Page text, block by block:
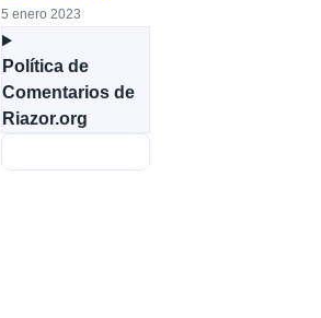
5 enero 2023
Política de
Comentarios de
Riazor.org